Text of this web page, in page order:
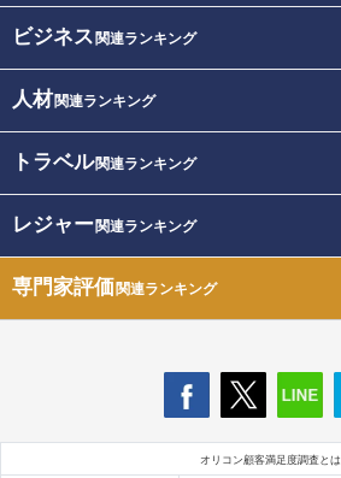
ビジネス 関連ランキング
人材関連ランキング
トラベル関連ランキング
レジャー関連ランキング
専門家評価関連ランキング
オリコン顧客満足度調査とは